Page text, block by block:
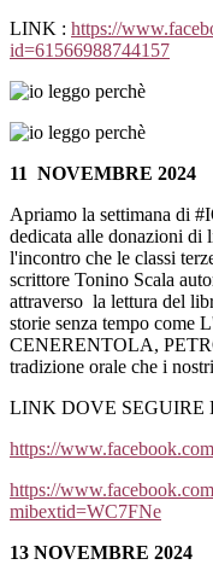
LINK : https://
id=61566988744157
11 NOVEMBRE 2024
Apriamo la settimana di
dedicata alle donazioni di
l'incontro che le classi
scrittore Tonino Scala
attraverso la lettura del
storie senza tempo
CENERENTOLA,
tradizione orale che i
LINK DOVE SEGUIRE
https://
https://
mibextid=WC7FNe
13 NOVEMBRE 2024